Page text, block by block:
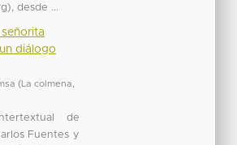
desde ...
diálogo
(La colmena
de
Fuentes y